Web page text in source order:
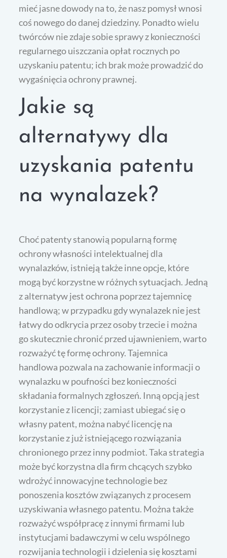
mieć jasne dowody na to, że nasz pomysł wnosi
coś nowego do danej dziedziny. Ponadto wielu
twórców nie zdaje sobie sprawy z konieczności
regularnego uiszczania opłat rocznych po
uzyskaniu patentu; ich brak może prowadzić do
wygaśnięcia ochrony prawnej.
Jakie są
alternatywy dla
uzyskania patentu
na wynalazek?
Choć patenty stanowią popularną formę
ochrony własności intelektualnej dla
wynalazków, istnieją także inne opcje, które
mogą być korzystne w różnych sytuacjach. Jedną
z alternatyw jest ochrona poprzez tajemnicę
handlową; w przypadku gdy wynalazek nie jest
łatwy do odkrycia przez osoby trzecie i można
go skutecznie chronić przed ujawnieniem, warto
rozważyć tę formę ochrony. Tajemnica
handlowa pozwala na zachowanie informacji o
wynalazku w poufności bez konieczności
składania formalnych zgłoszeń. Inną opcją jest
korzystanie z licencji; zamiast ubiegać się o
własny patent, można nabyć licencję na
korzystanie z już istniejącego rozwiązania
chronionego przez inny podmiot. Taka strategia
może być korzystna dla firm chcących szybko
wdrożyć innowacyjne technologie bez
ponoszenia kosztów związanych z procesem
uzyskiwania własnego patentu. Można także
rozważyć współpracę z innymi firmami lub
instytucjami badawczymi w celu wspólnego
rozwijania technologii i dzielenia się kosztami